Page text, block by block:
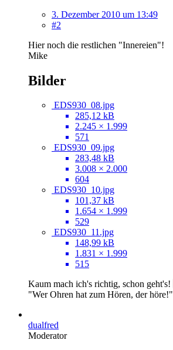
3. Dezember 2010 um 13:49
#2
Hier noch die restlichen "Innereien"!
Mike
Bilder
EDS930_08.jpg
285,12 kB
2.245 × 1.999
571
EDS930_09.jpg
283,48 kB
3.008 × 2.000
604
EDS930_10.jpg
101,37 kB
1.654 × 1.999
529
EDS930_11.jpg
148,99 kB
1.831 × 1.999
515
Kaum mach ich's richtig, schon geht's!
"Wer Ohren hat zum Hören, der höre!"
dualfred
Moderator